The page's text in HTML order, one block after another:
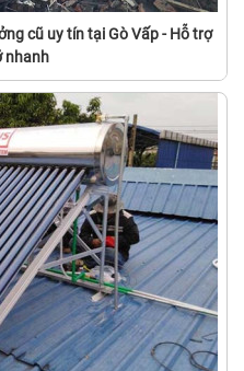
cũ uy tín tại Gò Vấp - Hỗ trợ
nhanh